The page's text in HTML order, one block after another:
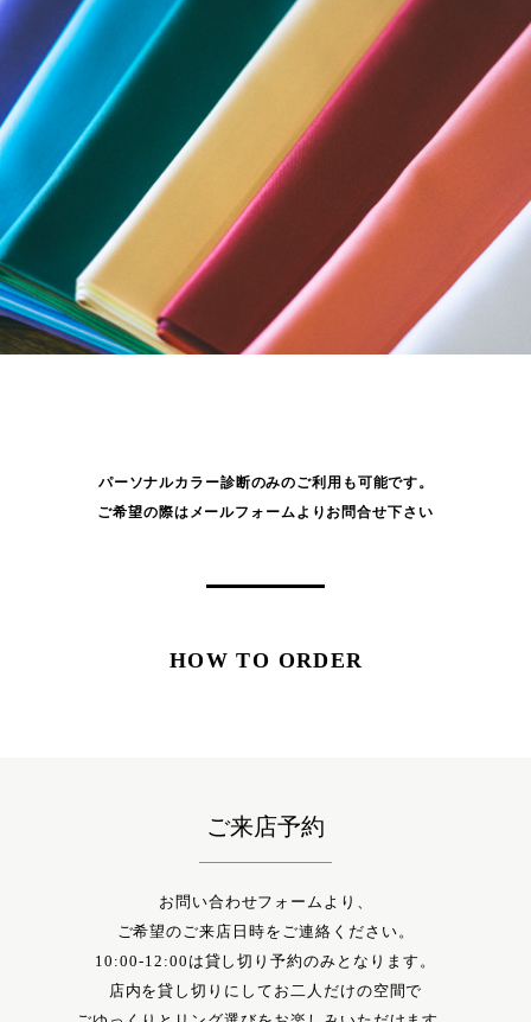
パーソナルカラー診断のみのご利用も可能です。
ご希望の際はメールフォームよりお問合せ下さい
HOW TO ORDER
ご来店予約
お問い合わせフォームより、
ご希望のご来店日時をご連絡ください。
10:00-12:00は貸し切り予約のみとなります。
店内を貸し切りにしてお二人だけの空間で